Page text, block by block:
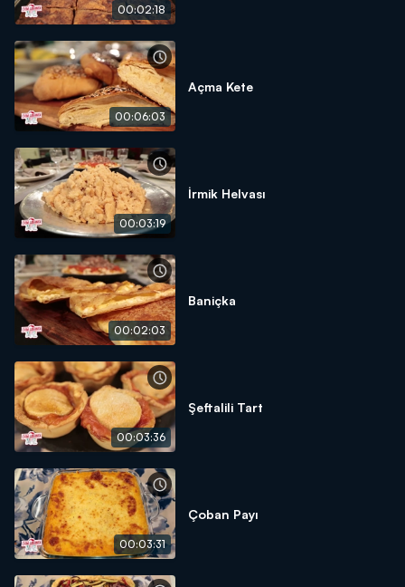
00:02:18
00:06:03
Açma Kete
00:03:19
İrmik Helvası
00:02:03
Baniçka
00:03:36
Şeftalili Tart
00:03:31
Çoban Payı